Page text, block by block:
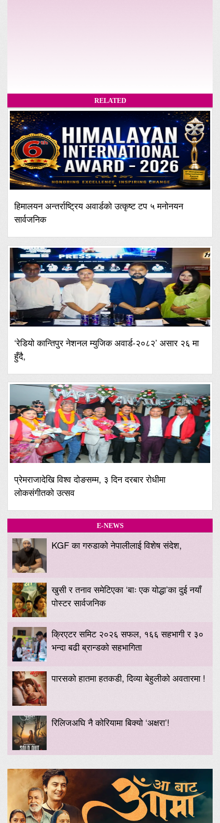
RELATED
हिमालयन अन्तर्राष्ट्रिय अवार्डको उत्कृष्ट टप ५ मनोनयन
सार्वजनिक
‘रेडियो कान्तिपुर नेशनल म्युजिक अवार्ड-२०८२’ असार २६ मा
हुँदै,
प्रेमराजादेखि विश्व दोङसम्म, ३ दिन दरबार रोधीमा
लोकसंगीतको उत्सव
E-NEWS
KGF का गरुडाको नेपालीलाई विशेष संदेश,
खुसी र तनाव समेटिएका ‘बाः एक योद्धा’का दुई नयाँ
पोस्टर सार्वजनिक
क्रिएटर समिट २०२६ सफल, १६६ सहभागी र ३०
भन्दा बढी ब्रान्डको सहभागिता
पारसको हातमा हतकडी, दिव्या बेहुलीको अवतारमा !
रिलिजअघि नै कोरियामा बिक्यो ‘अक्षरा’!